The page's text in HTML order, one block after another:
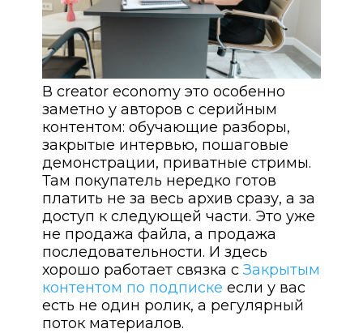
В creator economy это особенно
заметно у авторов с серийным
контентом: обучающие разборы,
закрытые интервью, пошаговые
демонстрации, приватные стримы.
Там покупатель нередко готов
платить не за весь архив сразу, а за
доступ к следующей части. Это уже
не продажа файла, а продажа
последовательности. И здесь
хорошо работает связка с Закрытым
контентом по подписке если у вас
есть не один ролик, а регулярный
поток материалов.